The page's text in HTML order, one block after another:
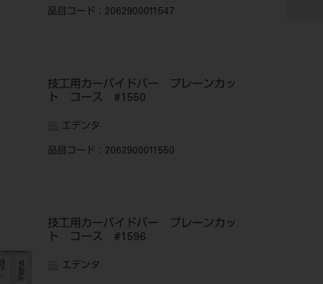
品目コード ：2062900011547
技工用カーバイドバー プレーンカッ
ト コース #1550
エデンタ
品目コード ：2062900011550
技工用カーバイドバー プレーンカッ
ト コース #1596
エデンタ